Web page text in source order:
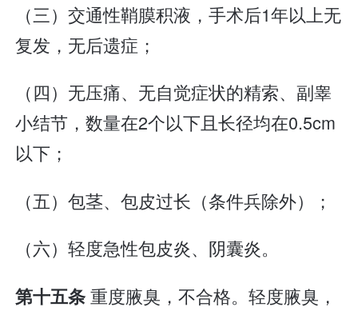
（三）交通性鞘膜积液，手术后1年以上无
复发，无后遗症；
（四）无压痛、无自觉症状的精索、副睾
小结节，数量在2个以下且长径均在0.5cm
以下；
（五）包茎、包皮过长（条件兵除外）；
（六）轻度急性包皮炎、阴囊炎。
第十五条重度腋臭，不合格。轻度腋臭，